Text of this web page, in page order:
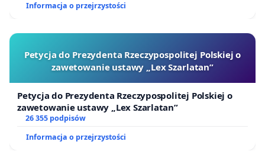
Informacja o przejrzystości
Petycja do Prezydenta Rzeczypospolitej Polskiej o
zawetowanie ustawy „Lex Szarlatan”
Petycja do Prezydenta Rzeczypospolitej Polskiej o
zawetowanie ustawy „Lex Szarlatan”
26 355 podpisów
Informacja o przejrzystości